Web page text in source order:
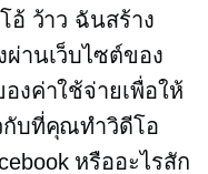
อ้ ว้าว ฉันสร้าง
านเว็บไซต์ของ
งค่าใช้จ่ายเพื่อให้
กับที่คุณทำวิดีโอ
หรืออะไรสัก